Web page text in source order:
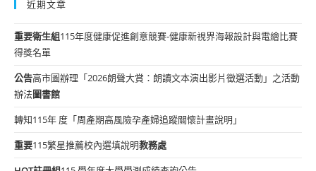
近期文章
重要衛生組115年度健康促進創意競賽-健康新視界海報設計與電繪比賽
得獎名單
公告高市圖辦理「2026朗聲大賞：朗讀文本演出影片徵選活動」之活動
辦法圖書館
轉知115年 度「周產期高風險孕產婦追蹤關懷計畫說明」
重要115繁星推薦校內選填說明教務處